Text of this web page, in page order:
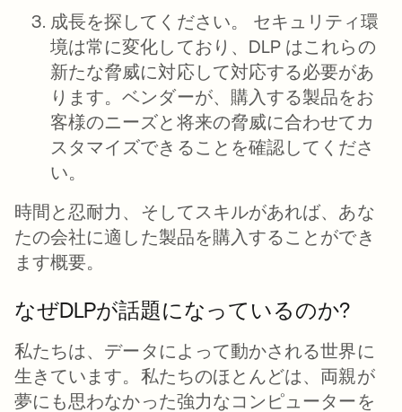
成長を探してください。 セキュリティ環
境は常に変化しており、DLP はこれらの
新たな脅威に対応して対応する必要があ
ります。ベンダーが、購入する製品をお
客様のニーズと将来の脅威に合わせてカ
スタマイズできることを確認してくださ
い。
時間と忍耐力、そしてスキルがあれば、あな
たの会社に適した製品を購入することができ
ます概要。
なぜDLPが話題になっているのか?
私たちは、データによって動かされる世界に
生きています。私たちのほとんどは、両親が
夢にも思わなかった強力なコンピューターを